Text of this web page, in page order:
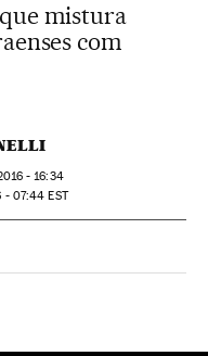
mistura
com
- 16:34
- 07:44 EST